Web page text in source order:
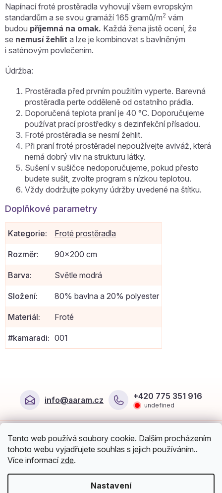
Tento web používá soubory cookie. Dalším procházením
tohoto webu vyjadřujete souhlas s jejich používáním..
Více informací zde.
Nastavení
Napínací froté prostěradla vyhovují všem evropským
standardům a se svou gramáží 165 gramů/m2 vám
budou příjemná na omak. Každá žena jistě ocení, že
se nemusí žehlit a lze je kombinovat s bavlněným
i saténovým povlečením.
Údržba:
Prostěradla před prvním použitím vyperte. Barevná
prostěradla perte odděleně od ostatního prádla.
Doporučená teplota praní je 40 °C. Doporučujeme
používat prací prostředky s dezinfekční přísadou.
Froté prostěradla se nesmí žehlit.
Při praní froté prostěradel nepoužívejte aviváž, která
nemá dobrý vliv na strukturu látky.
Sušení v sušičce nedoporučujeme, pokud přesto
budete sušit, zvolte program s nízkou teplotou.
Vždy dodržujte pokyny údržby uvedené na štítku.
Doplňkové parametry
Kategorie: Froté prostěradla
Rozměr: 90x200 cm
Barva: Světle modrá
Složení: 80% bavlna a 20% polyester
Materiál: Froté
#kamaradi: 001
t
info@aaram.cz +420 775 351 916
undefined
Můj účet
Sledujte nás na sociálních sítích